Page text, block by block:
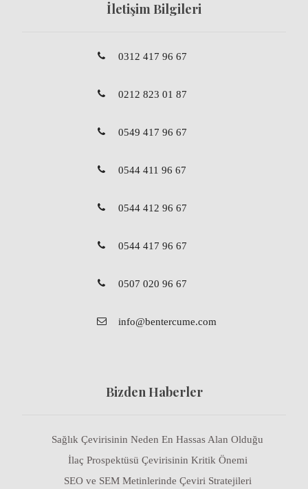
İletişim Bilgileri
0312 417 96 67
0212 823 01 87
0549 417 96 67
0544 411 96 67
0544 412 96 67
0544 417 96 67
0507 020 96 67
info@bentercume.com
Bizden Haberler
Sağlık Çevirisinin Neden En Hassas Alan Olduğu
İlaç Prospektüsü Çevirisinin Kritik Önemi
SEO ve SEM Metinlerinde Çeviri Stratejileri